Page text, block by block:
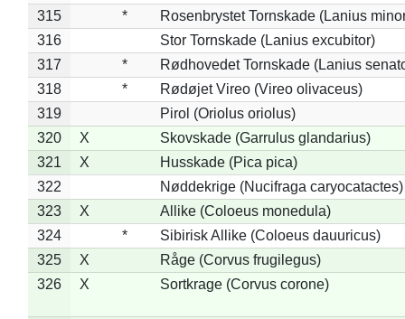
315
*
Rosenbrystet Tornskade (Lanius
316
Stor Tornskade (Lanius excubitor)
317
*
Rødhovedet Tornskade (Lanius
318
*
Rødøjet Vireo (Vireo olivaceus)
319
Pirol (Oriolus oriolus)
320
X
Skovskade (Garrulus glandarius)
321
X
Husskade (Pica pica)
322
Nøddekrige (Nucifraga caryocatactes)
323
X
Allike (Coloeus monedula)
324
*
Sibirisk Allike (Coloeus dauuricus)
325
X
Råge (Corvus frugilegus)
326
X Sortkrage (Corvus corone)